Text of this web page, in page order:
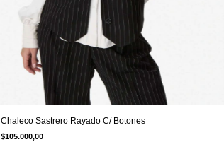
Chaleco Sastrero Rayado C/ Botones
$105.000,00